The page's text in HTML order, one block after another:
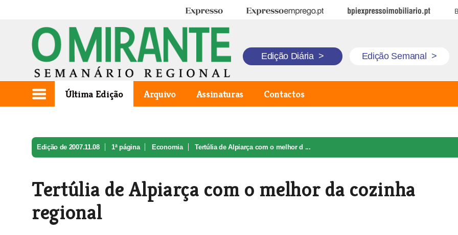
Expresso Expresso Emprego BPI Expresso Imobiliário
Edição Diária > Edição Semanal >
Última Edição Arquivo Assinaturas Contactos
Edição de 2007.11.08 1ª página Economia Tertúlia de Alpiarça com o melhor d ...
Tertúlia de Alpiarça com o melhor da cozinha
regional